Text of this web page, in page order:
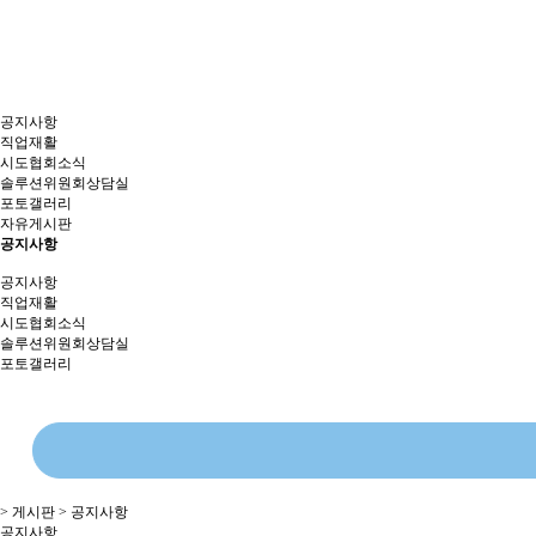
공지사항
직업재활
시도협회소식
솔루션위원회상담실
포토갤러리
자유게시판
공지사항
공지사항
직업재활
시도협회소식
솔루션위원회상담실
포토갤러리
> 게시판 > 공지사항
공지사항